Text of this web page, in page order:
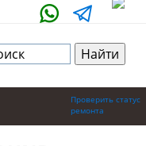
Проверить статус
ремонта